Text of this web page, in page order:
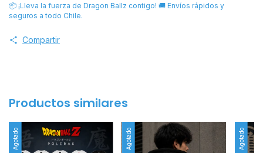
📦 ¡Lleva la fuerza de Dragon Ballz contigo! 🚚 Envíos rápidos y
seguros a todo Chile.
Compartir
Productos similares
Agotado Agotado Agotado